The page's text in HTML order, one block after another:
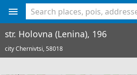
str. Holovna (Lenina), 196
city Chernivtsi,58018
<% console.log(hcard) %>